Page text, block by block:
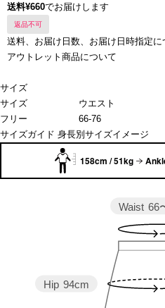
送料¥660でお届けします
返品不可
送料、お届け日数、お届け日時指定に
アウトレット商品について
サイズ
サイズ
ウエスト
フリー
66-76
サイズガイド 身長別サイズイメージ
158cm / 51kg
Hip 94cm
Waist 66